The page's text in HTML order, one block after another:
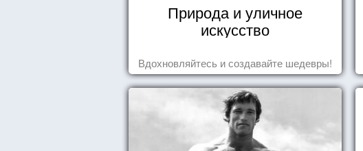
Природа и уличное
искусство
Вдохновляйтесь и создавайте шедевры!